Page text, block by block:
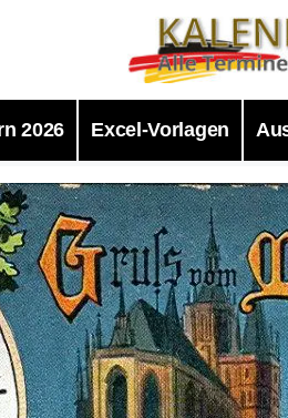
2026 Excel-Vorlagen